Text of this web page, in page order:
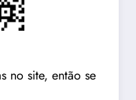
no site, então se